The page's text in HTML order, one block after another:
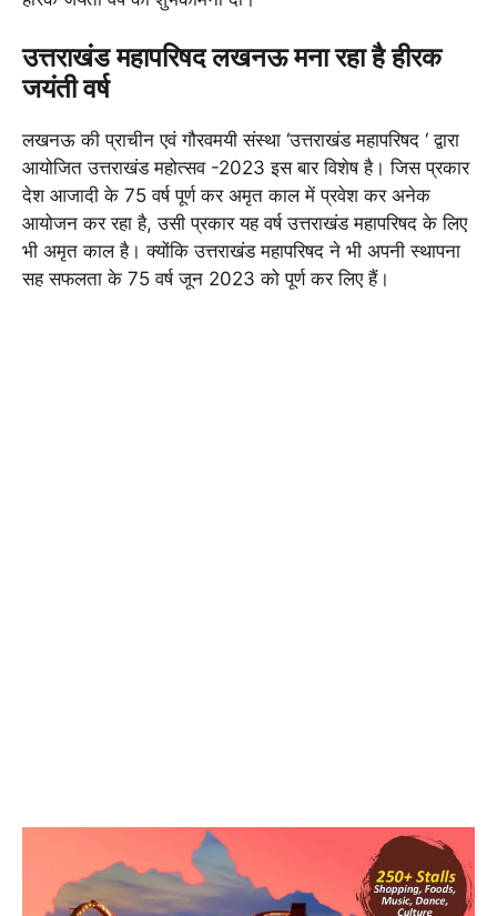
उत्तराखंड महापरिषद लखनऊ मना रहा है हीरक
जयंती वर्ष
लखनऊ की प्राचीन एवं गौरवमयी संस्था ‘उत्तराखंड महापरिषद ‘ द्वारा
आयोजित उत्तराखंड महोत्सव -2023 इस बार विशेष है। जिस प्रकार
देश आजादी के 75 वर्ष पूर्ण कर अमृत काल में प्रवेश कर अनेक
आयोजन कर रहा है, उसी प्रकार यह वर्ष उत्तराखंड महापरिषद के लिए
भी अमृत काल है। क्योंकि उत्तराखंड महापरिषद ने भी अपनी स्थापना
सह सफलता के 75 वर्ष जून 2023 को पूर्ण कर लिए हैं।